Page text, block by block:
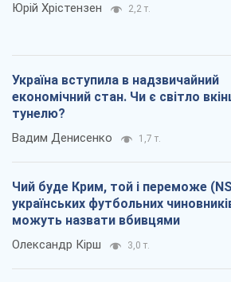
Юрій Хрістензен 2,2 т.
Україна вступила в надзвичайний
економічний стан. Чи є світло
тунелю?
Вадим Денисенко 1,7 т.
Чий буде Крим, той і переможе
українських футбольних
можуть назвати вбивцями
Олександр Кірш 3,0 т.